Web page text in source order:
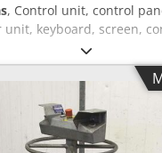
, Control unit, control
unit, keyboard, screen,
Manufacturer: Beckhoff,
sockets: plug
-Dimensions: 600/400/